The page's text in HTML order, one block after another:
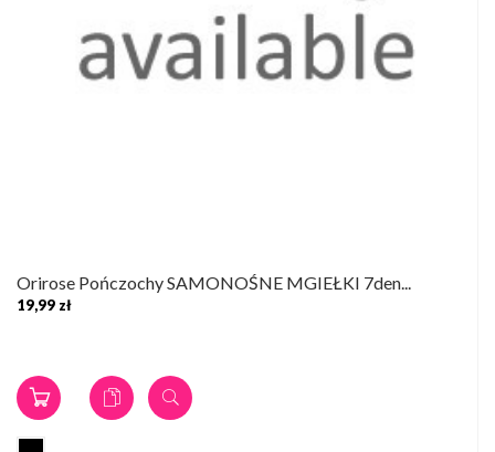
Orirose Pończochy SAMONOŚNE MGIEŁKI 7den...
19,99 zł